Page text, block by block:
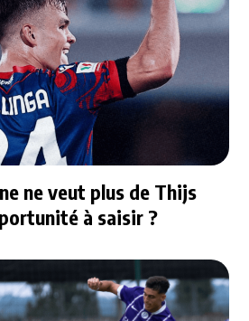
ne veut plus de Thijs
à saisir ?